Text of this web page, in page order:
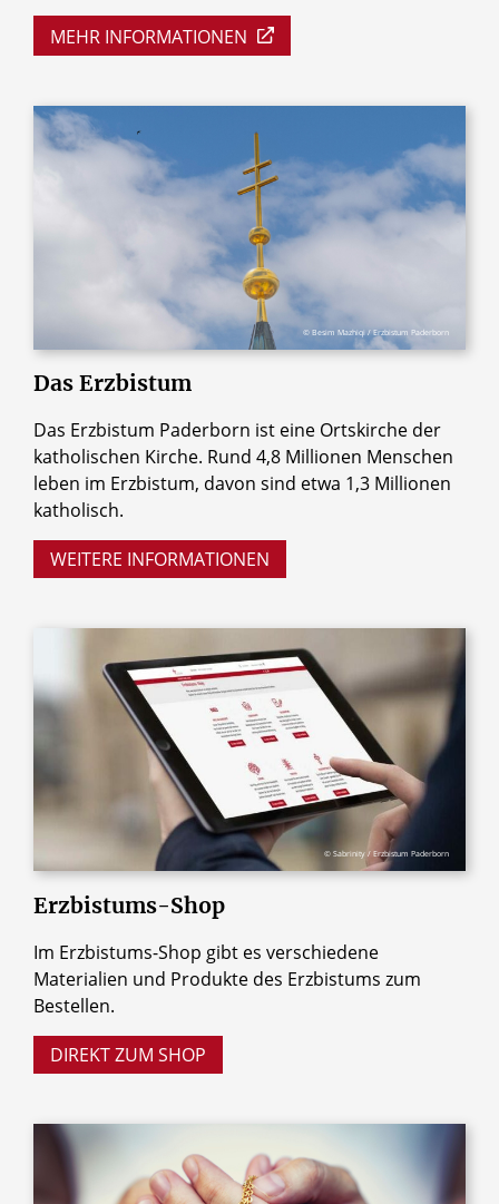
MEHR INFORMATIONEN
© Besim Mazhiqi / Erzbistum Paderborn
Das Erzbistum
Das Erzbistum Paderborn ist eine Ortskirche der
katholischen Kirche. Rund 4,8 Millionen Menschen
leben im Erzbistum, davon sind etwa 1,3 Millionen
katholisch.
WEITERE INFORMATIONEN
© Sabrinity / Erzbistum Paderborn
Erzbistums-Shop
Im Erzbistums-Shop gibt es verschiedene
Materialien und Produkte des Erzbistums zum
Bestellen.
DIREKT ZUM SHOP